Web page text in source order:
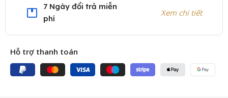
7 Ngày đổi trả miễn
phí
Xem chi tiết
Hỗ trợ thanh toán